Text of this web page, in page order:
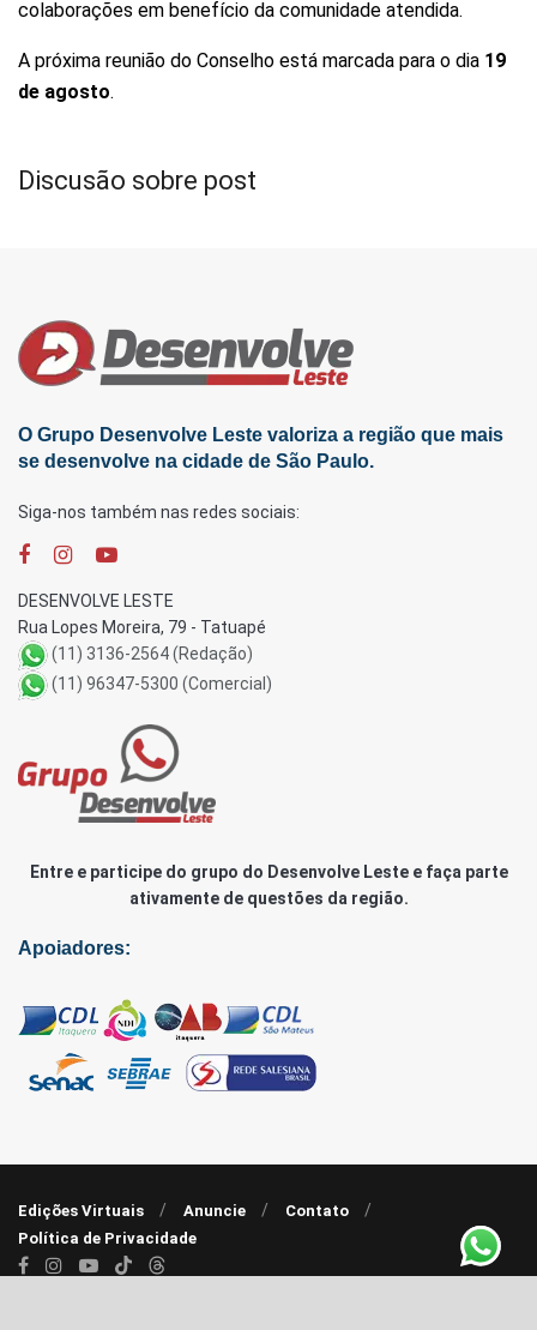
colaborações em benefício da comunidade atendida.
A próxima reunião do Conselho está marcada para o dia 19
de agosto.
Discusão sobre post
O Grupo Desenvolve Leste valoriza a região que mais
se desenvolve na cidade de São Paulo.
Siga-nos também nas redes sociais:
DESENVOLVE LESTE
Rua Lopes Moreira, 79 - Tatuapé
(11) 3136-2564 (Redação)
(11) 96347-5300 (Comercial)
Entre e participe do grupo do Desenvolve Leste e faça parte
ativamente de questões da região.
Apoiadores:
Edições Virtuais Anuncie
Contato
Política de Privacidade